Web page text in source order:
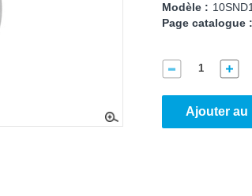
Modèle :
Page catalogue :
Ajouter au